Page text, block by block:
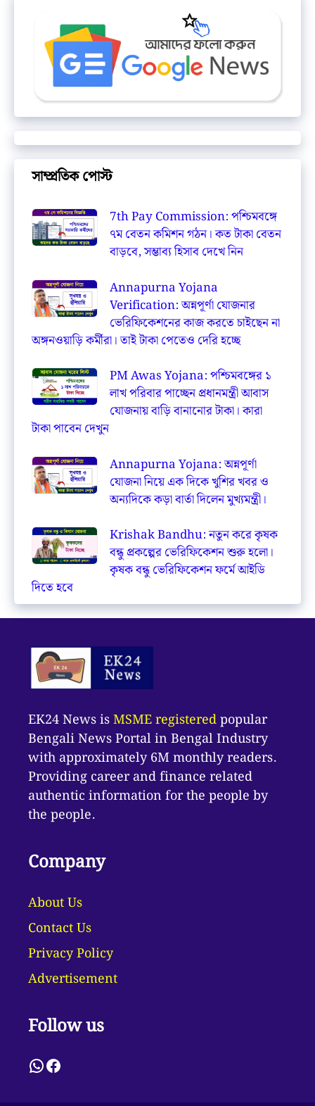
সাম্প্রতিক পোস্ট
7th Pay Commission: পশ্চিমবঙ্গে
৭ম বেতন কমিশন গঠন। কত টাকা বেতন
বাড়বে, সম্ভাব্য হিসাব দেখে নিন
Annapurna Yojana
Verification: অন্নপূর্ণা যোজনার
ভেরিফিকেশনের কাজ করতে চাইছেন না
অঙ্গনওয়াড়ি কর্মীরা। তাই টাকা পেতেও দেরি হচ্ছে
PM Awas Yojana: পশ্চিমবঙ্গের ১
লাখ পরিবার পাচ্ছেন প্রধানমন্ত্রী আবাস
যোজনায় বাড়ি বানানোর টাকা। কারা
টাকা পাবেন দেখুন
Annapurna Yojana: অন্নপূর্ণা
যোজনা নিয়ে এক দিকে খুশির খবর ও
অন্যদিকে কড়া বার্তা দিলেন মুখ্যমন্ত্রী।
Krishak Bandhu: নতুন করে কৃষক
বন্ধু প্রকল্পের ভেরিফিকেশন শুরু হলো।
কৃষক বন্ধু ভেরিফিকেশন ফর্মে আইডি
দিতে হবে
EK24 News isMSME registeredpopular
Bengali News Portal in Bengal Industry
with approximately 6M monthly readers.
Providing career and finance related
authentic information for the people by
the people.
Company
About Us
Contact Us
Privacy Policy
Advertisement
Follow us
WhatsApp
Facebook